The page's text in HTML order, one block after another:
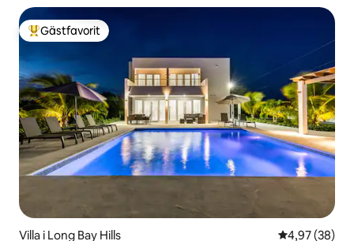
Populär gästfavorit
Gästfavorit
Villa i Long Bay Hills 4,97 av 5 i
4,97 (38)